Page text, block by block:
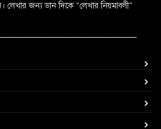
লেখার জন্য ডান দিকে “লেখার নিয়মাবলী”